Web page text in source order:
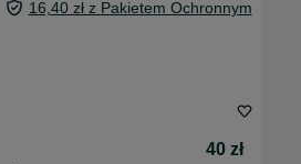
16,40 zł z Pakietem Ochronnym
40 zł